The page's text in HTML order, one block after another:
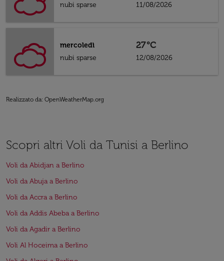
nubi sparse
11/08/2026
mercoledì
nubi sparse
27°C
12/08/2026
Realizzato da: OpenWeatherMap.org
Scopri altri Voli da Tunisi a Berlino
Voli da Abidjan a Berlino
Voli da Abuja a Berlino
Voli da Accra a Berlino
Voli da Addis Abeba a Berlino
Voli da Agadir a Berlino
Voli Al Hoceima a Berlino